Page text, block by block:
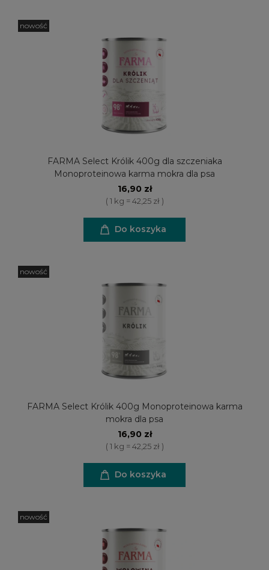
FARMA Select Królik 400g dla szczeniaka
Monoproteinowa karma mokra dla psa
16,90 zł
( 1 kg = 42,25 zł )
Do koszyka
nowość
FARMA Select Królik 400g Monoproteinowa karma
mokra dla psa
16,90 zł
( 1 kg = 42,25 zł )
Do koszyka
nowość
nowość